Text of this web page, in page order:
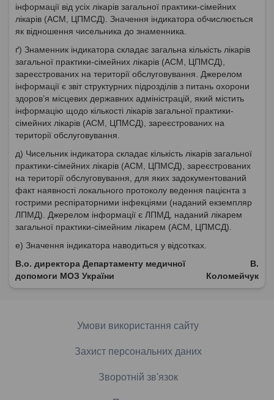
інформації від усіх лікарів загальної практики-сімейних
лікарів (АСМ, ЦПМСД). Значення індикатора обчислюється
як відношення чисельника до знаменника.
ґ) Знаменник індикатора складає загальна кількість лікарів
загальної практики-сімейних лікарів (АСМ, ЦПМСД),
зареєстрованих на території обслуговування. Джерелом
інформації є звіт структурних підрозділів з питань охорони
здоров’я місцевих державних адміністрацій, який містить
інформацію щодо кількості лікарів загальної практики-
сімейних лікарів (АСМ, ЦПМСД), зареєстрованих на
території обслуговування.
д) Чисельник індикатора складає кількість лікарів загальної
практики-сімейних лікарів (АСМ, ЦПМСД), зареєстрованих
на території обслуговування, для яких задокументований
факт наявності локального протоколу ведення пацієнта з
гострими респіраторними інфекціями (наданий екземпляр
ЛПМД). Джерелом інформації є ЛПМД, наданий лікарем
загальної практики-сімейним лікарем (АСМ, ЦПМСД).
е) Значення індикатора наводиться у відсотках.
В.о. директора Департаменту медичної
допомоги МОЗ України
В.
Коломейчук
Умови використання сайту
Захист персональних даних
Зворотній зв'язок